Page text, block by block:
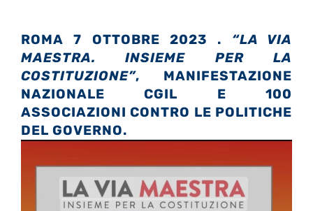
ROMA 7 OTTOBRE 2023 . “LA VIA
MAESTRA. INSIEME PER LA
COSTITUZIONE”, MANIFESTAZIONE
NAZIONALE CGIL E 100
ASSOCIAZIONI CONTRO LE POLITICHE
DEL GOVERNO.